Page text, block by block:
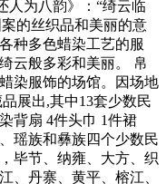
人为八韵》：“绮云临
的丝织品和美丽的意
种多色蜡染工艺的服
云般多彩和美丽。 帛
染服饰的场馆。因场地
展出,其中13套少数民
背扇 4件头巾 1件裙
瑶族和彝族四个少数民
毕节、纳雍、大方、织
、丹寨、黄平、榕江、